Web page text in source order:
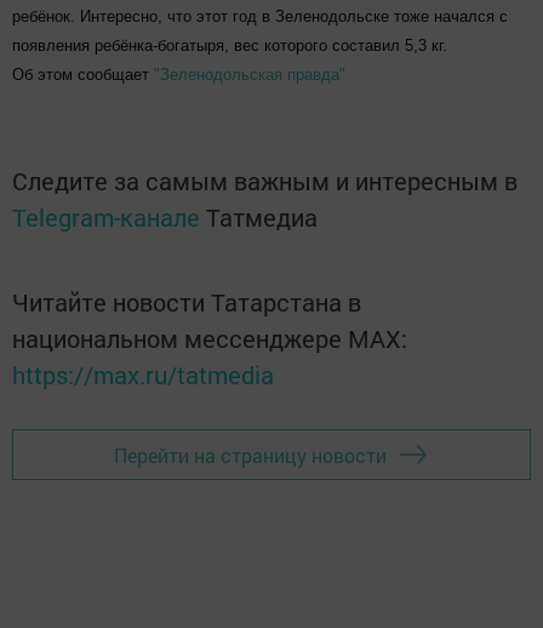
ребёнок. Интересно, что этот год в Зеленодольске тоже начался с
появления ребёнка-богатыря, вес которого составил 5,3 кг.
Об этом сообщает "Зеленодольская правда"
Следите за самым важным и интересным в
Telegram-канале Татмедиа
Читайте новости Татарстана в
национальном мессенджере MАХ:
https://max.ru/tatmedia
Перейти на страницу новости